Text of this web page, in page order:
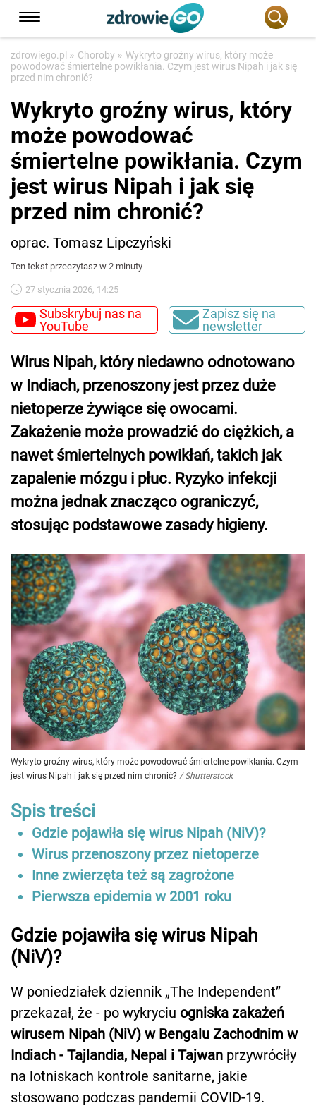
zdrowiego.pl » Choroby » Wykryto groźny wirus, który może
powodować śmiertelne powikłania. Czym jest wirus Nipah i jak się
przed nim chronić?
Wykryto groźny wirus, który
może powodować
śmiertelne powikłania. Czym
jest wirus Nipah i jak się
przed nim chronić?
oprac. Tomasz Lipczyński
Ten tekst przeczytasz w 2 minuty
27 stycznia 2026, 14:25
Subskrybuj nas na
YouTube
Zapisz się na
newsletter
Wirus Nipah, który niedawno odnotowano
w Indiach, przenoszony jest przez duże
nietoperze żywiące się owocami.
Zakażenie może prowadzić do ciężkich, a
nawet śmiertelnych powikłań, takich jak
zapalenie mózgu i płuc. Ryzyko infekcji
można jednak znacząco ograniczyć,
stosując podstawowe zasady higieny.
Wykryto groźny wirus, który może powodować śmiertelne powikłania. Czym
jest wirus Nipah i jak się przed nim chronić? / Shutterstock
Spis treści
Gdzie pojawiła się wirus Nipah (NiV)?
Wirus przenoszony przez nietoperze
Inne zwierzęta też są zagrożone
Pierwsza epidemia w 2001 roku
Gdzie pojawiła się wirus Nipah
(NiV)?
W poniedziałek dziennik „The Independent”
przekazał, że - po wykryciu ogniska zakażeń
wirusem Nipah (NiV) w Bengalu Zachodnim w
Indiach - Tajlandia, Nepal i Tajwan przywróciły
na lotniskach kontrole sanitarne, jakie
stosowano podczas pandemii COVID-19.